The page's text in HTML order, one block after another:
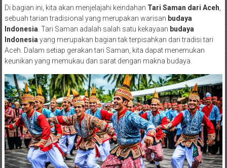
Di bagian ini, kita akan menjelajahi keindahan Tari Saman dari Aceh
sebuah tarian tradisional yang merupakan warisan budaya
Indonesia . Tari Saman adalah salah satu kekayaan budaya
Indonesia yang merupakan bagian tak terpisahkan dari tradisi tari
Aceh. Dalam setiap gerakan tari Saman, kita dapat menemukan
keunikan yang memukau dan sarat dengan makna budaya.